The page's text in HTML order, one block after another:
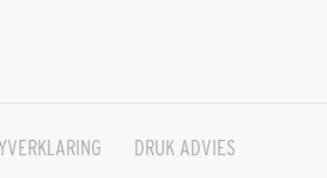
DRUK ADVIES